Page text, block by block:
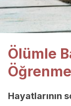
Ölümle
Hayatlarının